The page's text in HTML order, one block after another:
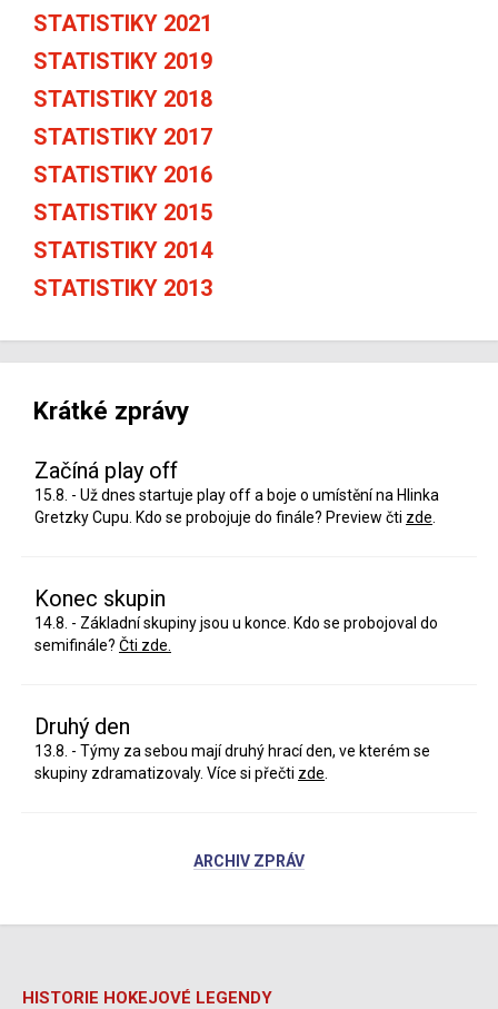
STATISTIKY 2021
STATISTIKY 2019
STATISTIKY 2018
STATISTIKY 2017
STATISTIKY 2016
STATISTIKY 2015
STATISTIKY 2014
STATISTIKY 2013
Krátké zprávy
Začíná play off
15.8. - Už dnes startuje play off a boje o umístění na Hlinka
Gretzky Cupu. Kdo se probojuje do finále? Preview čti zde
Konec skupin
14.8. - Základní skupiny jsou u konce. Kdo se probojoval do
semifinále? Čti zde.
Druhý den
13.8. - Týmy za sebou mají druhý hrací den, ve kterém se
skupiny zdramatizovaly. Více si přečti zde
ARCHIV ZPRÁV
HISTORIE HOKEJOVÉ LEGENDY